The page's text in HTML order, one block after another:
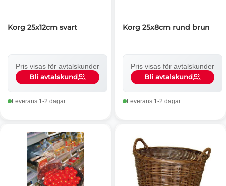
Korg 25x12cm svart
Pris visas för avtalskunder
Bli avtalskund
Leverans 1-2 dagar
Korg 25x8cm rund brun
Pris visas för avtalskunder
Bli avtalskund
Leverans 1-2 dagar